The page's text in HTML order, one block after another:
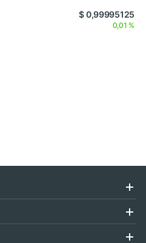
$ 0,99995125
0,01 %